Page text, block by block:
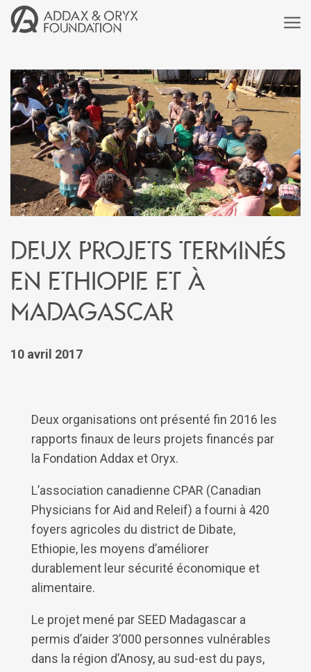
Deux projets terminés
en Ethiopie et à
Madagascar
10 avril 2017
Deux organisations ont présenté fin 2016 les
rapports finaux de leurs projets financés par
la Fondation Addax et Oryx.
L’association canadienne CPAR (Canadian
Physicians for Aid and Releif) a fourni à 420
foyers agricoles du district de Dibate,
Ethiopie, les moyens d’améliorer
durablement leur sécurité économique et
alimentaire.
Le projet mené par SEED Madagascar a
permis d’aider 3’000 personnes vulnérables
dans la région d’Anosy, au sud-est du pays,